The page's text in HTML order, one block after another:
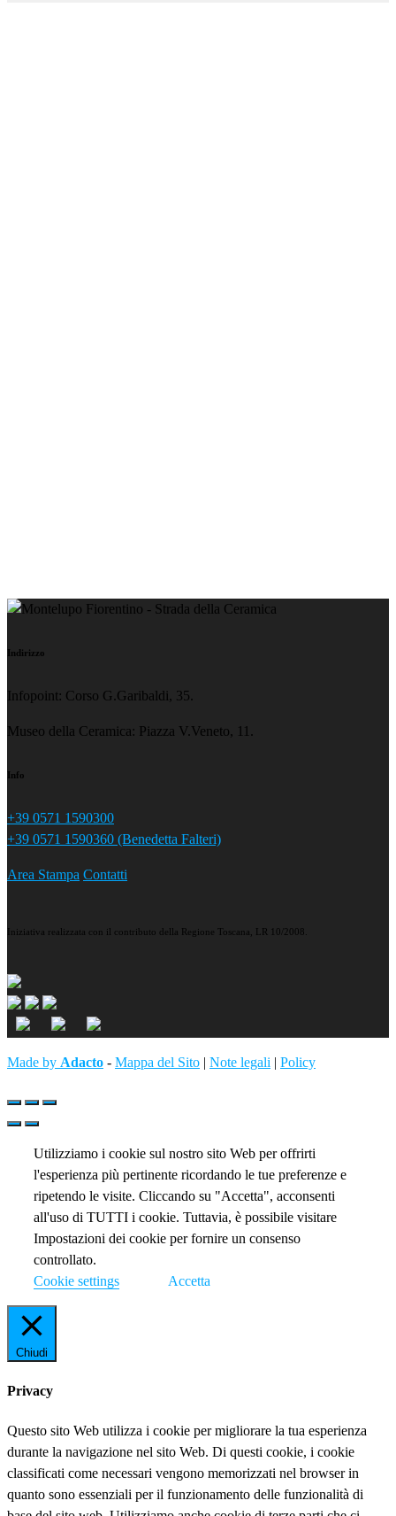
Indirizzo
Infopoint: Corso G.Garibaldi, 35.
Museo della Ceramica: Piazza V.Veneto, 11.
Info
+39 0571 1590300
+39 0571 1590360 (Benedetta Falteri)
Area Stampa Contatti
Iniziativa realizzata con il contributo della Regione Toscana, LR 10/2008.
Made by Adacto - Mappa del Sito | Note legali | Policy
Utilizziamo i cookie sul nostro sito Web per offrirti
l'esperienza più pertinente ricordando le tue preferenze e
ripetendo le visite. Cliccando su "Accetta", acconsenti
all'uso di TUTTI i cookie. Tuttavia, è possibile visitare
Impostazioni dei cookie per fornire un consenso
controllato.
Cookie settings
Accetta
Chiudi
Privacy
Questo sito Web utilizza i cookie per migliorare la tua esperienza
durante la navigazione nel sito Web. Di questi cookie, i cookie
classificati come necessari vengono memorizzati nel browser in
quanto sono essenziali per il funzionamento delle funzionalità di